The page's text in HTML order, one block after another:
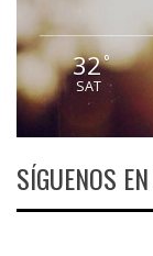
32°
SAT
SÍGUENOS